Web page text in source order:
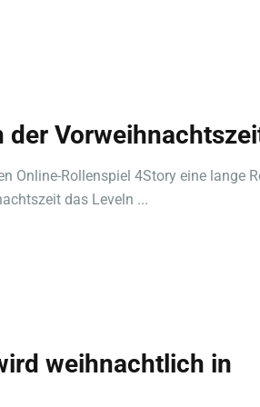
der
Online-Rollenspiel 4Story eine lange
das Leveln ...
weihnachtlich in